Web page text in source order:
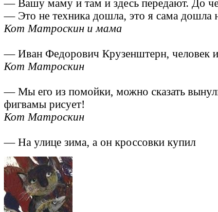
— Вашу маму и там и здесь передают. До
— Это не техника дошла, это я сама дошла
Кот Матроскин и мама
— Иван Федорович Крузенштерн, человек
Кот Матроскин
— Мы его из помойки, можно сказать
фигвамы рисует!
Кот Матроскин
— На улице зима, а он кроссовки купил